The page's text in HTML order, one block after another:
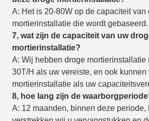
A: Het is 20-80W op de capaciteit van
mortierinstallatie die wordt gebaseerd.
7, wat zijn de capaciteit van uw
mortierinstallatie?
A: Wij hebben droge mortierinstallatie
30T/H als uw vereiste, en ook
mortierinstallatie als uw
8, hoe lang zijn de
A: 12 maanden, binnen deze periode,